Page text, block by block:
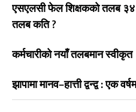
एसएलसी फेल शिक्षकको तलब
तलब कति ?
कर्मचारीको नयाँ तलबमान स्वीकृत
झापामा मानव–हात्ती द्वन्द्व : एक